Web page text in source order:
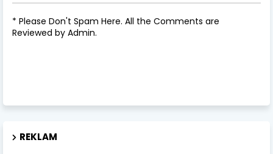
* Please Don't Spam Here. All the Comments are
Reviewed by Admin.
REKLAM